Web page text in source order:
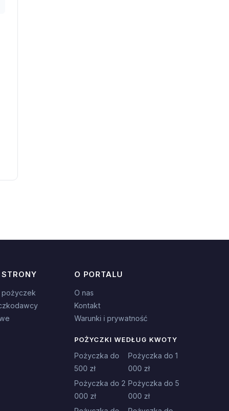
pożyczek
O PORTALU
O nas
Kontakt
Warunki i prywatność
POŻYCZKI WEDŁUG KWOTY
Pożyczka do
500 zł
Pożyczka do 1
000 zł
Pożyczka do 2
000 zł
Pożyczka do 5
000 zł